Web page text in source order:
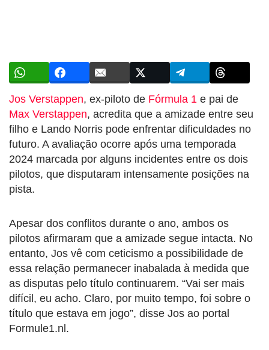
Jos Verstappen, ex-piloto de Fórmula 1 e pai de
Max Verstappen, acredita que a amizade entre seu
filho e Lando Norris pode enfrentar dificuldades no
futuro. A avaliação ocorre após uma temporada
2024 marcada por alguns incidentes entre os dois
pilotos, que disputaram intensamente posições na
pista.
Apesar dos conflitos durante o ano, ambos os
pilotos afirmaram que a amizade segue intacta. No
entanto, Jos vê com ceticismo a possibilidade de
essa relação permanecer inabalada à medida que
as disputas pelo título continuarem. “Vai ser mais
difícil, eu acho. Claro, por muito tempo, foi sobre o
título que estava em jogo”, disse Jos ao portal
Formule1.nl.